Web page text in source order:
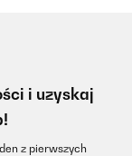
i uzyskaj
z pierwszych